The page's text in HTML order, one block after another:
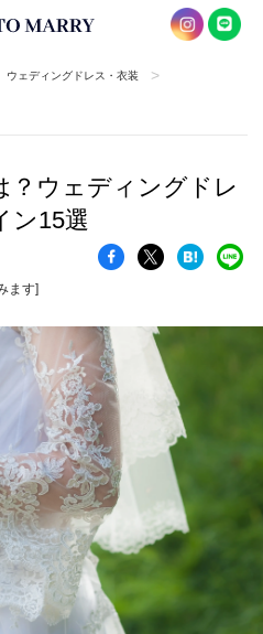
ウェディングドレス・衣装 >
？ウェディングドレ
ン15選
ます]